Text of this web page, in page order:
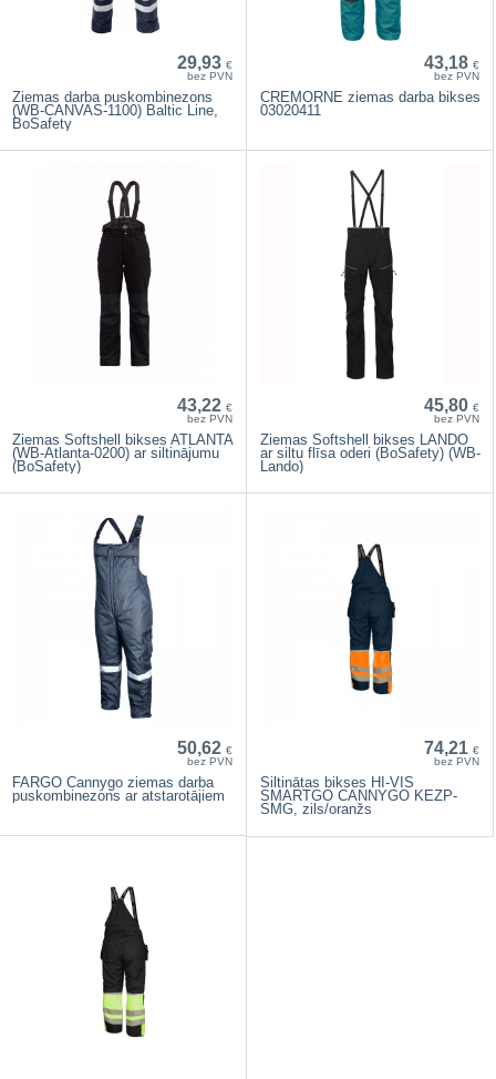
29,93 €
bez PVN
Ziemas darba puskombinezons
(WB-CANVAS-1100) Baltic Line,
BoSafety
43,18 €
bez PVN
CREMORNE ziemas darba bikses
03020411
43,22 €
bez PVN
Ziemas Softshell bikses ATLANTA
(WB-Atlanta-0200) ar siltinājumu
(BoSafety)
45,80 €
bez PVN
Ziemas Softshell bikses LANDO
ar siltu flīsa oderi (BoSafety) (WB-
Lando)
50,62 €
bez PVN
FARGO Cannygo ziemas darba
puskombinezons ar atstarotājiem
74,21 €
bez PVN
Siltinātas bikses HI-VIS
SMARTGO CANNYGO KEZP-
SMG, zils/oranžs